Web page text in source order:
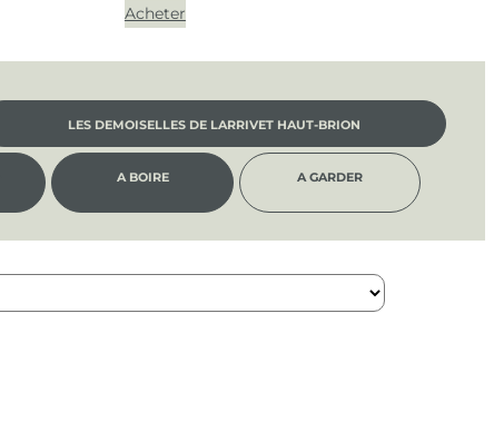
Acheter
LES DEMOISELLES DE LARRIVET HAUT-BRION
A BOIRE A GARDER